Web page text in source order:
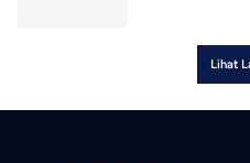
Lihat